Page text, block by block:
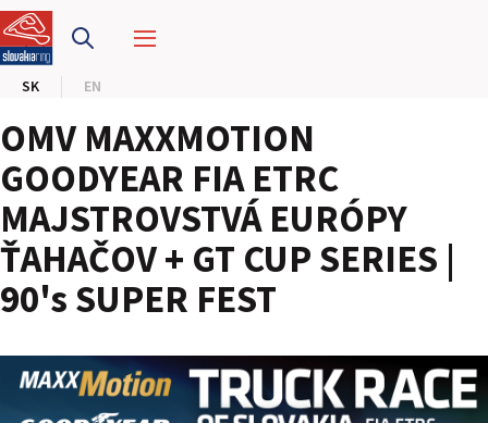
SK EN
PRETEKÁRSKY OKRUH
CENTRUM BEZPEČNEJ JAZDY
HOTEL RING
KALENDÁR
EN
OMV MAXXMOTION
GOODYEAR FIA ETRC
MAJSTROVSTVÁ EURÓPY
ŤAHAČOV + GT CUP SERIES |
90's SUPER FEST